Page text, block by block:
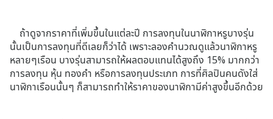
ถ้าดูจากราคาที่เพิ่มขึ้นในแต่ละปี การลงทุนในนาฬิกาหรูบางรุ่น
นั้นเป็นการลงทุนที่ดีเลยก็ว่าได้ เพราะลองคำนวณดูแล้วนาฬิกาหรู
หลายๆเรือน บางรุ่นสามารถให้ผลตอบแทนได้สูงถึง 15% มากกว่า
การลงทุน หุ้น ทองคำ หรือการลงทุนประเภท การที่ศิลปินคนดังใส่
นาฬิกาเรือนนั้นๆ ก็สามารถทำให้ราคาของนาฬิกามีค่าสูงขึ้นอีกด้วย